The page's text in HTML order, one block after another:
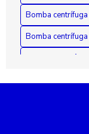
Bomba
Bomba